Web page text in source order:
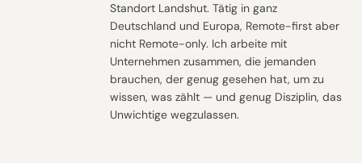
Standort Landshut. Tätig in ganz
Deutschland und Europa, Remote-first aber
nicht Remote-only. Ich arbeite mit
Unternehmen zusammen, die jemanden
brauchen, der genug gesehen hat, um zu
wissen, was zählt — und genug Disziplin, das
Unwichtige wegzulassen.